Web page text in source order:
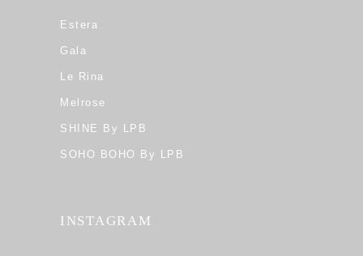
Estera
Gala
Le Rina
Melrose
SHINE By LPB
SOHO BOHO By LPB
INSTAGRAM